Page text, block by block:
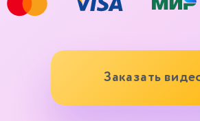
Заказать